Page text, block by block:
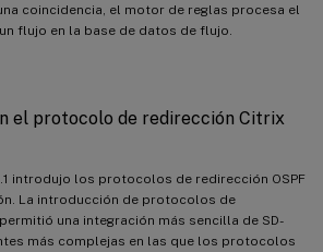
coincidencia, el motor de reglas procesa el
flujo en la base de datos de flujo.
el protocolo de redirección Citrix
introdujo los protocolos de redirección OSPF
La introducción de protocolos de
una integración más sencilla de SD-
más complejas en las que los protocolos